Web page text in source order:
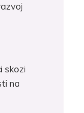
skozi
na